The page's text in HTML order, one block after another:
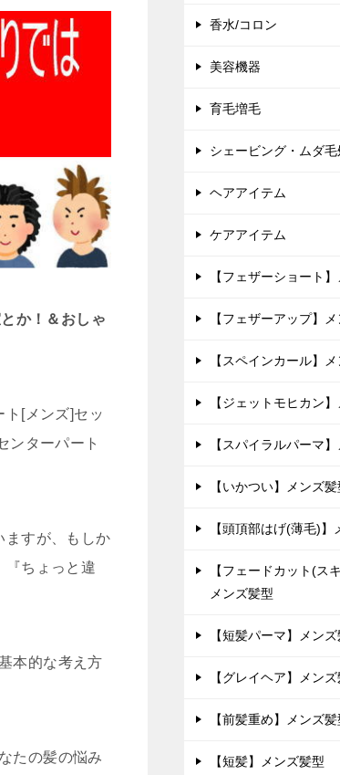
か！＆おしゃ
[メンズ]セッ
ンターパート
ますが、もしか
『ちょっと違
本的な考え方
たの髪の悩み
香水/コロン
美容機器
育毛増毛
シェービング・ムダ毛
ヘアアイテム
ケアアイテム
【フェザーショート
【フェザーアップ】
【スペインカール】
【ジェットモヒカン
【スパイラルパーマ
【いかつい】メンズ髪
【頭頂部はげ(薄毛)】
【フェードカット(ス
メンズ髪型
【短髪パーマ】メン
【グレイヘア】メン
【前髪重め】メンズ髪
【短髪】メンズ髪型